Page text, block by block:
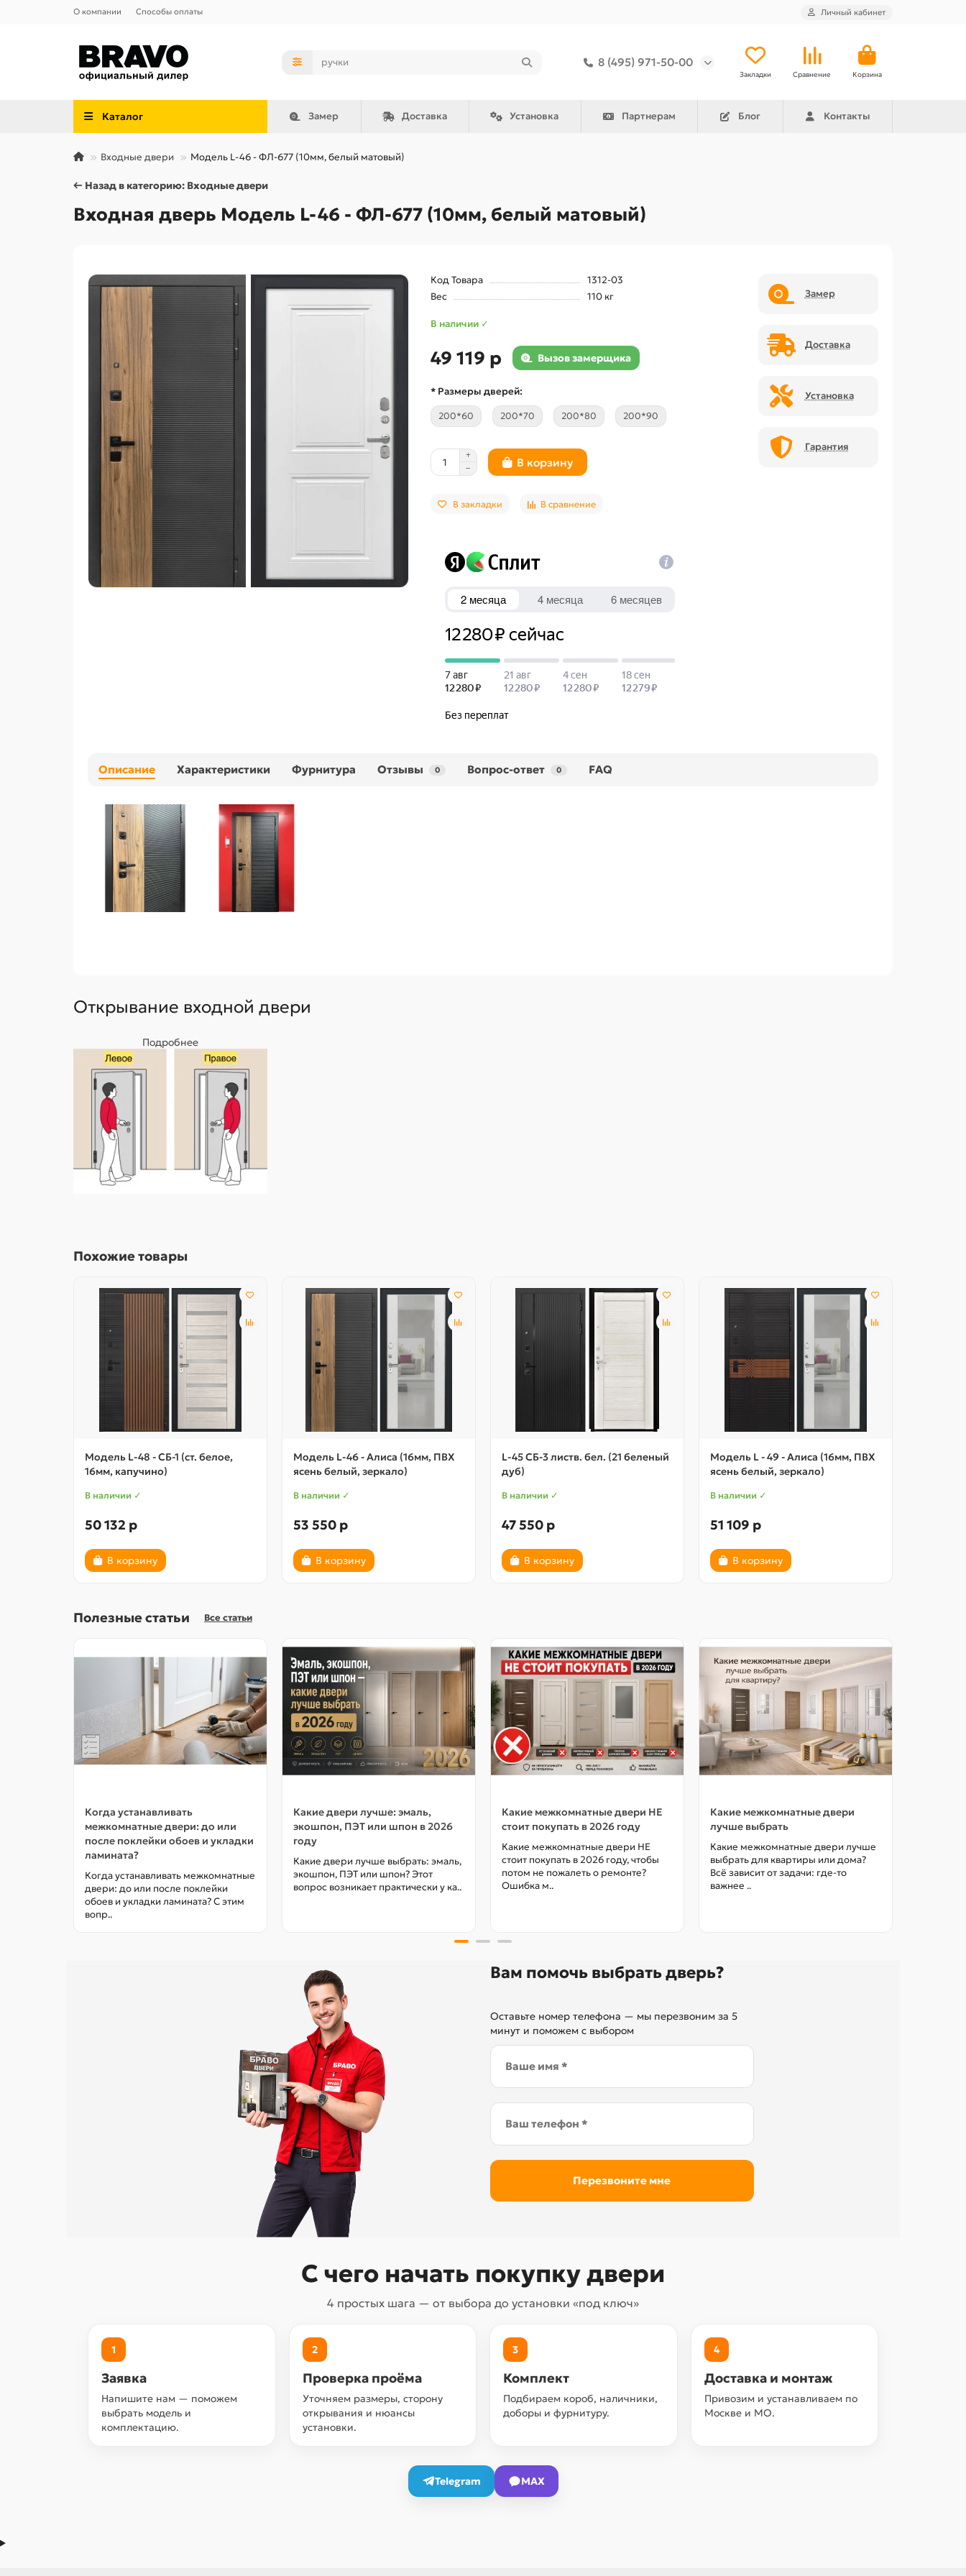
О компании Способы оплаты Личный кабинет
8 (495) 971-50-00
Закладки Сравнение Корзина
Каталог Замер Доставка Установка Партнерам Блог Контакты
Входные двери Модель L-46 - ФЛ-677 (10мм, белый матовый)
← Назад в категорию: Входные двери
Входная дверь Модель L-46 - ФЛ-677 (10мм, белый матовый)
Код Товара
1312-03
Вес
110 кг
В наличии ✓
49 119 р Вызов замерщика
* Размеры дверей:
200*60 200*70 200*80 200*90
В корзину
В закладки В сравнение
Замер
Доставка
Установка
Гарантия
Описание Характеристики Фурнитура Отзывы 0 Вопрос-ответ 0 FAQ
Открывание входной двери
Подробнее
Похожие товары
Модель L-48 - СБ-1 (ст. белое,
16мм, капучино)
В наличии ✓
50 132 р
В корзину
Модель L-46 - Алиса (16мм, ПВХ
ясень белый, зеркало)
В наличии ✓
53 550 р
В корзину
L-45 СБ-3 листв. бел. (21 беленый
дуб)
В наличии ✓
47 550 р
В корзину
Модель L - 49 - Алиса (16мм, ПВХ
ясень белый, зеркало)
В наличии ✓
51 109 р
В корзину
Полезные статьи Все статьи
Когда устанавливать
межкомнатные двери: до или
после поклейки обоев и укладки
ламината?
Когда устанавливать межкомнатные
двери: до или после поклейки
обоев и укладки ламината? С этим
вопр..
Какие двери лучше: эмаль,
экошпон, ПЭТ или шпон в 2026
году
Какие двери лучше выбрать: эмаль,
экошпон, ПЭТ или шпон? Этот
вопрос возникает практически у ка..
Какие межкомнатные двери НЕ
стоит покупать в 2026 году
Какие межкомнатные двери НЕ
стоит покупать в 2026 году, чтобы
потом не пожалеть о ремонте?
Ошибка м..
Какие межкомнатные двери
лучше выбрать
Какие межкомнатные двери лучше
выбрать для квартиры или дома?
Всё зависит от задачи: где-то
важнее ..
Вам помочь выбрать дверь?
Оставьте номер телефона — мы перезвоним за 5
минут и поможем с выбором
С чего начать покупку двери
4 простых шага — от выбора до установки «под ключ»
1
Заявка
Напишите нам — поможем
выбрать модель и
комплектацию.
2
Проверка проёма
Уточняем размеры, сторону
открывания и нюансы
установки.
3
Комплект
Подбираем короб, наличники,
доборы и фурнитуру.
4
Доставка и монтаж
Привозим и устанавливаем по
Москве и МО.
Telegram MAX